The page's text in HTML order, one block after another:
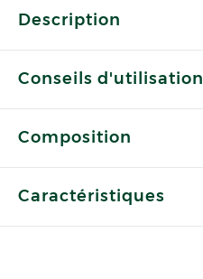
Description
Conseils d'utilisation
Composition
Caractéristiques